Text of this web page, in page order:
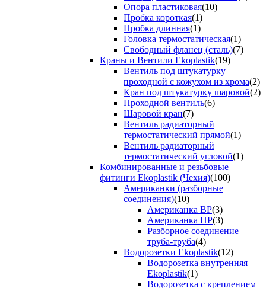
Опора пластиковая(10)
Пробка короткая(1)
Пробка длинная(1)
Головка термостатическая(1)
Свободный фланец (сталь)(7)
Краны и Вентили Ekoplastik(19)
Вентиль под штукатурку
проходной с кожухом из хрома(2)
Кран под штукатурку шаровой(2)
Проходной вентиль(6)
Шаровой кран(7)
Вентиль радиаторный
термостатический прямой(1)
Вентиль радиаторный
термостатический угловой(1)
Комбинированные и резьбовые
фитинги Ekoplastik (Чехия)(100)
Американки (разборные
соединения)(10)
Американка ВР(3)
Американка НР(3)
Разборное соединение
труба-труба(4)
Водорозетки Ekoplastik(12)
Водорозетка внутренняя
Ekoplastik(1)
Водорозетка с креплением